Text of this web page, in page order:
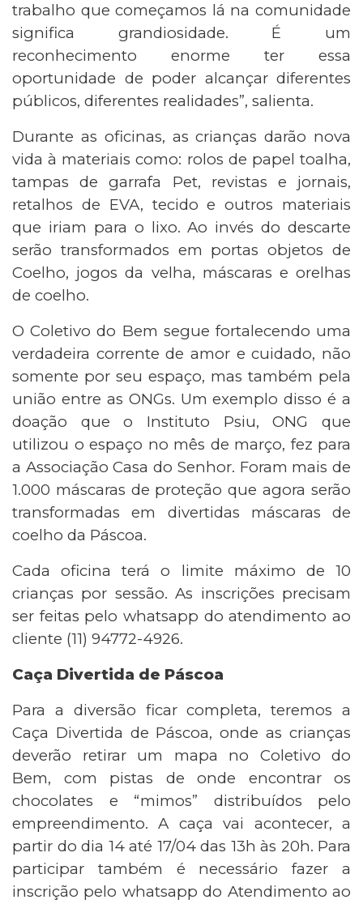
trabalho que começamos lá na comunidade
significa grandiosidade. É um
reconhecimento enorme ter essa
oportunidade de poder alcançar diferentes
públicos, diferentes realidades”, salienta.
Durante as oficinas, as crianças darão nova
vida à materiais como: rolos de papel toalha,
tampas de garrafa Pet, revistas e jornais,
retalhos de EVA, tecido e outros materiais
que iriam para o lixo. Ao invés do descarte
serão transformados em portas objetos de
Coelho, jogos da velha, máscaras e orelhas
de coelho.
O Coletivo do Bem segue fortalecendo uma
verdadeira corrente de amor e cuidado, não
somente por seu espaço, mas também pela
união entre as ONGs. Um exemplo disso é a
doação que o Instituto Psiu, ONG que
utilizou o espaço no mês de março, fez para
a Associação Casa do Senhor. Foram mais de
1.000 máscaras de proteção que agora serão
transformadas em divertidas máscaras de
coelho da Páscoa.
Cada oficina terá o limite máximo de 10
crianças por sessão. As inscrições precisam
ser feitas pelo whatsapp do atendimento ao
cliente (11) 94772-4926.
Caça Divertida de Páscoa
Para a diversão ficar completa, teremos a
Caça Divertida de Páscoa, onde as crianças
deverão retirar um mapa no Coletivo do
Bem, com pistas de onde encontrar os
chocolates e “mimos” distribuídos pelo
empreendimento. A caça vai acontecer, a
partir do dia 14 até 17/04 das 13h às 20h. Para
participar também é necessário fazer a
inscrição pelo whatsapp do Atendimento ao